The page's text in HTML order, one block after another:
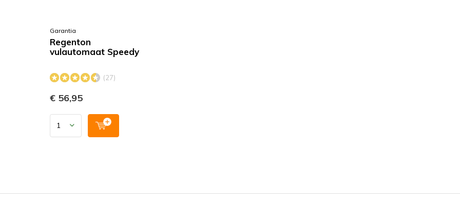
Garantia
Regenton
vulautomaat Speedy
(27)
€ 56,95